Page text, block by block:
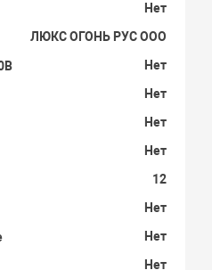
Нет
ЛЮКС ОГОНЬ РУС ООО
Нет
Нет
Нет
Нет
12
Нет
Нет
Нет